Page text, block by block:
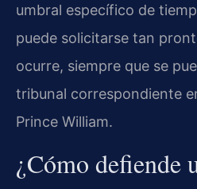
umbral específico de
puede solicitarse tan
ocurre, siempre que se
tribunal correspondiente
Prince William.
¿Cómo defiende